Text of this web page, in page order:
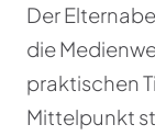
Der
die
praktischen
Mittelpunkt